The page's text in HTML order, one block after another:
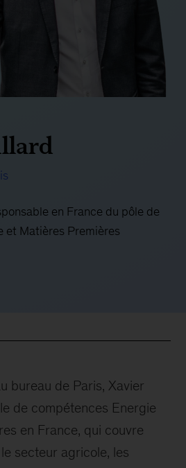
en France du pôle de
et Matières Premières
bureau de Paris, Xavier
de compétences Energie
en France, qui couvre
secteur agricole, les